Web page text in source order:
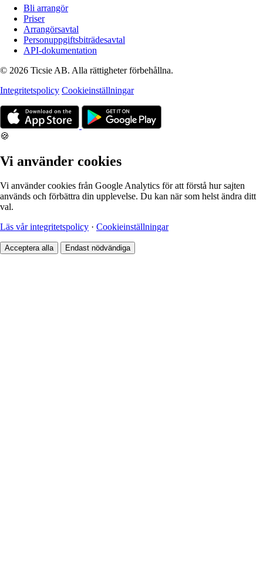
Bli arrangör
Priser
Arrangörsavtal
Personuppgiftsbiträdesavtal
API-dokumentation
© 2026 Ticsie AB. Alla rättigheter förbehållna.
Integritetspolicy Cookieinställningar
🍪
Vi använder cookies
Vi använder cookies från Google Analytics för att förstå hur sajten
används och förbättra din upplevelse. Du kan när som helst ändra ditt
val.
Läs vår integritetspolicy · Cookieinställningar
Acceptera alla Endast nödvändiga